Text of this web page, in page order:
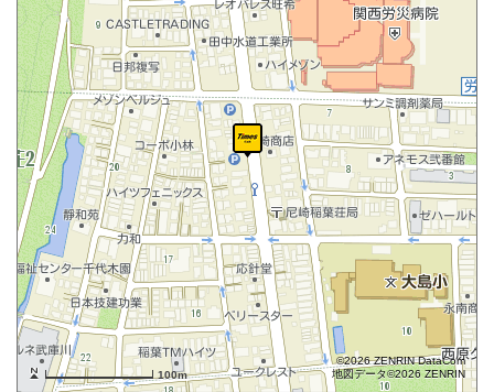
100m
©2026 ZENRIN DataCom
地図データ©2026 ZENRIN